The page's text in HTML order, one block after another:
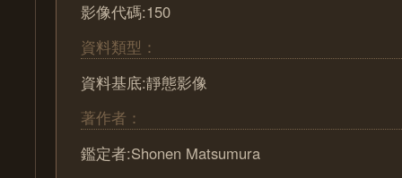
影像代碼:150
資料類型：
資料基底:靜態影像
著作者：
鑑定者:Shonen Matsumura